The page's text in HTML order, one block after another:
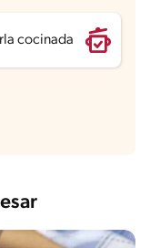
cocinada